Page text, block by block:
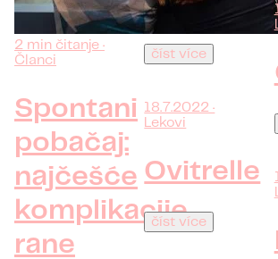
mogao imati
prepreke.
číst více
2 min čitanje ·
Članci
Spontani
pobačaj:
najčešće
komplikacije
rane
18.7.2022 ·
Lekovi
Ovitrelle
číst více